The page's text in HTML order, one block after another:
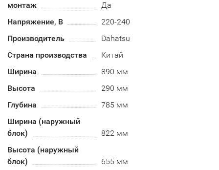
монтаж
Да
Напряжение, В
220-240
Производитель
Dahatsu
Страна производства
Китай
Ширина
890 мм
Высота
290 мм
Глубина
785 мм
Ширина (наружный
блок)
822 мм
Высота (наружный
блок)
655 мм